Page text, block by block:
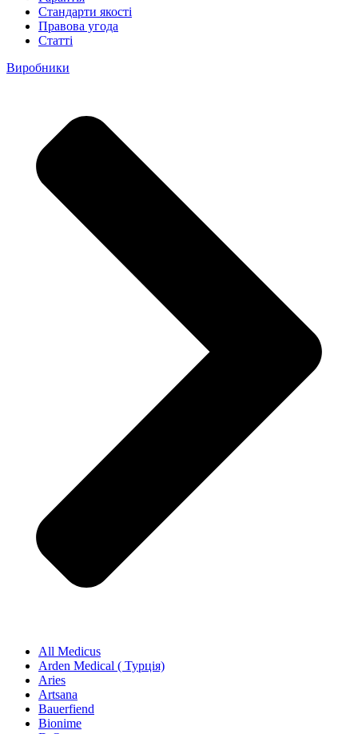
Стандарти якості
Правова угода
Статті
Виробники
All Medicus
Arden Medical ( Турція)
Aries
Artsana
Bauerfiend
Bionime